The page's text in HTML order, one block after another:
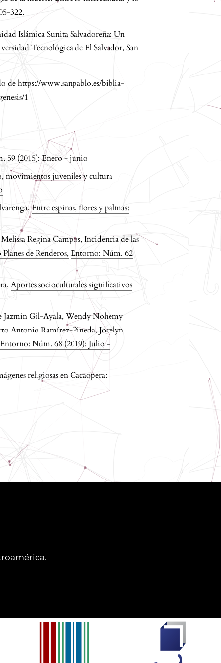
322.
Islámica Sunita Salvadoreña: Un
Tecnológica de El Salvador, San
dehttps://www.sanpablo.es/biblia-
1
59 (2015): Enero - junio
movimientos juveniles y cultura
Entre espinas, ﬂores y palmas:
Regina Campos, Incidencia de las
de Renderos,Entorno: Núm. 62
Aportes socioculturales significativos
Jazmín Gil-Ayala, Wendy Nohemy
Antonio Ramírez-Pineda, Jocelyn
Entorno: Núm. 68 (2019): Julio -
religiosas en Cacaopera: